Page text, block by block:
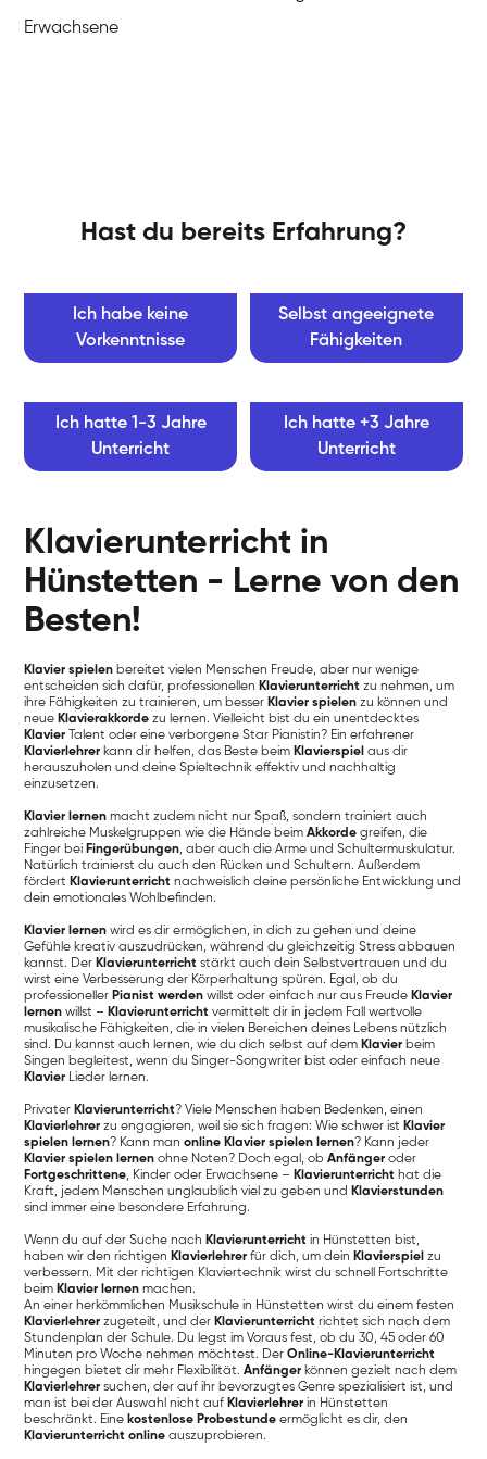
Erwachsene
Hast du bereits Erfahrung?
Ich habe keine
Vorkenntnisse
Selbst angeeignete
Fähigkeiten
Ich hatte 1-3 Jahre
Unterricht
Ich hatte +3 Jahre
Unterricht
Klavierunterricht in
Hünstetten - Lerne von den
Besten!
Klavier spielen bereitet vielen Menschen Freude, aber nur wenige
entscheiden sich dafür, professionellen Klavierunterricht zu nehmen, um
ihre Fähigkeiten zu trainieren, um besser Klavier spielen zu können und
neue Klavierakkorde zu lernen. Vielleicht bist du ein unentdecktes
Klavier Talent oder eine verborgene Star Pianistin? Ein erfahrener
Klavierlehrer kann dir helfen, das Beste beim Klavierspiel aus dir
herauszuholen und deine Spieltechnik effektiv und nachhaltig
einzusetzen.
Klavier lernen macht zudem nicht nur Spaß, sondern trainiert auch
zahlreiche Muskelgruppen wie die Hände beimAkkorde greifen, die
Finger bei Fingerübungen, aber auch die Arme und Schultermuskulatur.
Natürlich trainierst du auch den Rücken und Schultern. Außerdem
fördert Klavierunterricht nachweislich deine persönliche Entwicklung und
dein emotionales Wohlbefinden.
Klavier lernen wird es dir ermöglichen, in dich zu gehen und deine
Gefühle kreativ auszudrücken, während du gleichzeitig Stress abbauen
kannst. Der Klavierunterricht stärkt auch dein Selbstvertrauen und du
wirst eine Verbesserung der Körperhaltung spüren. Egal, ob du
professioneller Pianist werden willst oder einfach nur aus Freude Klavier
lernen willst – Klavierunterricht vermittelt dir in jedem Fall wertvolle
musikalische Fähigkeiten, die in vielen Bereichen deines Lebens nützlich
sind. Du kannst auch lernen, wie du dich selbst auf dem Klavier beim
Singen begleitest, wenn du Singer-Songwriter bist oder einfach neue
Klavier Lieder lernen.
Privater Klavierunterricht? Viele Menschen haben Bedenken, einen
Klavierlehrer zu engagieren, weil sie sich fragen: Wie schwer ist Klavier
spielen lernen? Kann manonline Klavier spielen lernen? Kann jeder
Klavier spielen lernen ohne Noten? Doch egal, obAnfänger oder
Fortgeschrittene, Kinder oder Erwachsene – Klavierunterricht hat die
Kraft, jedem Menschen unglaublich viel zu geben und Klavierstunden
sind immer eine besondere Erfahrung.
Wenn du auf der Suche nach Klavierunterricht in Hünstetten bist,
haben wir den richtigen Klavierlehrer für dich, um dein Klavierspiel zu
verbessern. Mit der richtigen Klaviertechnik wirst du schnell Fortschritte
beim Klavier lernen machen.
An einer herkömmlichen Musikschule in Hünstetten wirst du einem festen
Klavierlehrer zugeteilt, und der Klavierunterricht richtet sich nach dem
Stundenplan der Schule. Du legst im Voraus fest, ob du 30, 45 oder 60
Minuten pro Woche nehmen möchtest. DerOnline-Klavierunterricht
hingegen bietet dir mehr Flexibilität.Anfänger können gezielt nach dem
Klavierlehrer suchen, der auf ihr bevorzugtes Genre spezialisiert ist, und
man ist bei der Auswahl nicht auf Klavierlehrer in Hünstetten
beschränkt. Eine kostenlose Probestunde ermöglicht es dir, den
Klavierunterricht online auszuprobieren.